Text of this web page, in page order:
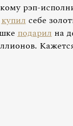
рэп-
купилсебе
подарилна